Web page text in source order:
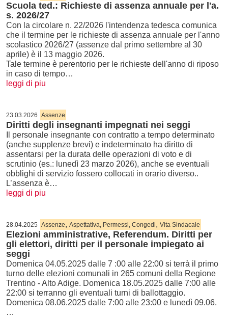
Scuola ted.: Richieste di assenza annuale per l'a.
s. 2026/27
Con la circolare n. 22/2026 l'intendenza tedesca comunica
che il termine per le richieste di assenza annuale per l'anno
scolastico 2026/27 (assenze dal primo settembre al 30
aprile) è il 13 maggio 2026.
Tale termine è perentorio per le richieste dell'anno di riposo
in caso di tempo…
leggi di piu
23.03.2026 Assenze
Diritti degli insegnanti impegnati nei seggi
Il personale insegnante con contratto a tempo determinato
(anche supplenze brevi) e indeterminato ha diritto di
assentarsi per la durata delle operazioni di voto e di
scrutinio (es.: lunedì 23 marzo 2026), anche se eventuali
obblighi di servizio fossero collocati in orario diverso..
L’assenza è…
leggi di piu
28.04.2025 Assenze, Aspettativa, Permessi, Congedi, Vita Sindacale
Elezioni amministrative, Referendum. Diritti per
gli elettori, diritti per il personale impiegato ai
seggi
Domenica 04.05.2025 dalle 7 :00 alle 22:00 si terrà il primo
turno delle elezioni comunali in 265 comuni della Regione
Trentino - Alto Adige. Domenica 18.05.2025 dalle 7:00 alle
22:00 si terranno gli eventuali turni di ballottaggio.
Domenica 08.06.2025 dalle 7:00 alle 23:00 e lunedì 09.06.
…